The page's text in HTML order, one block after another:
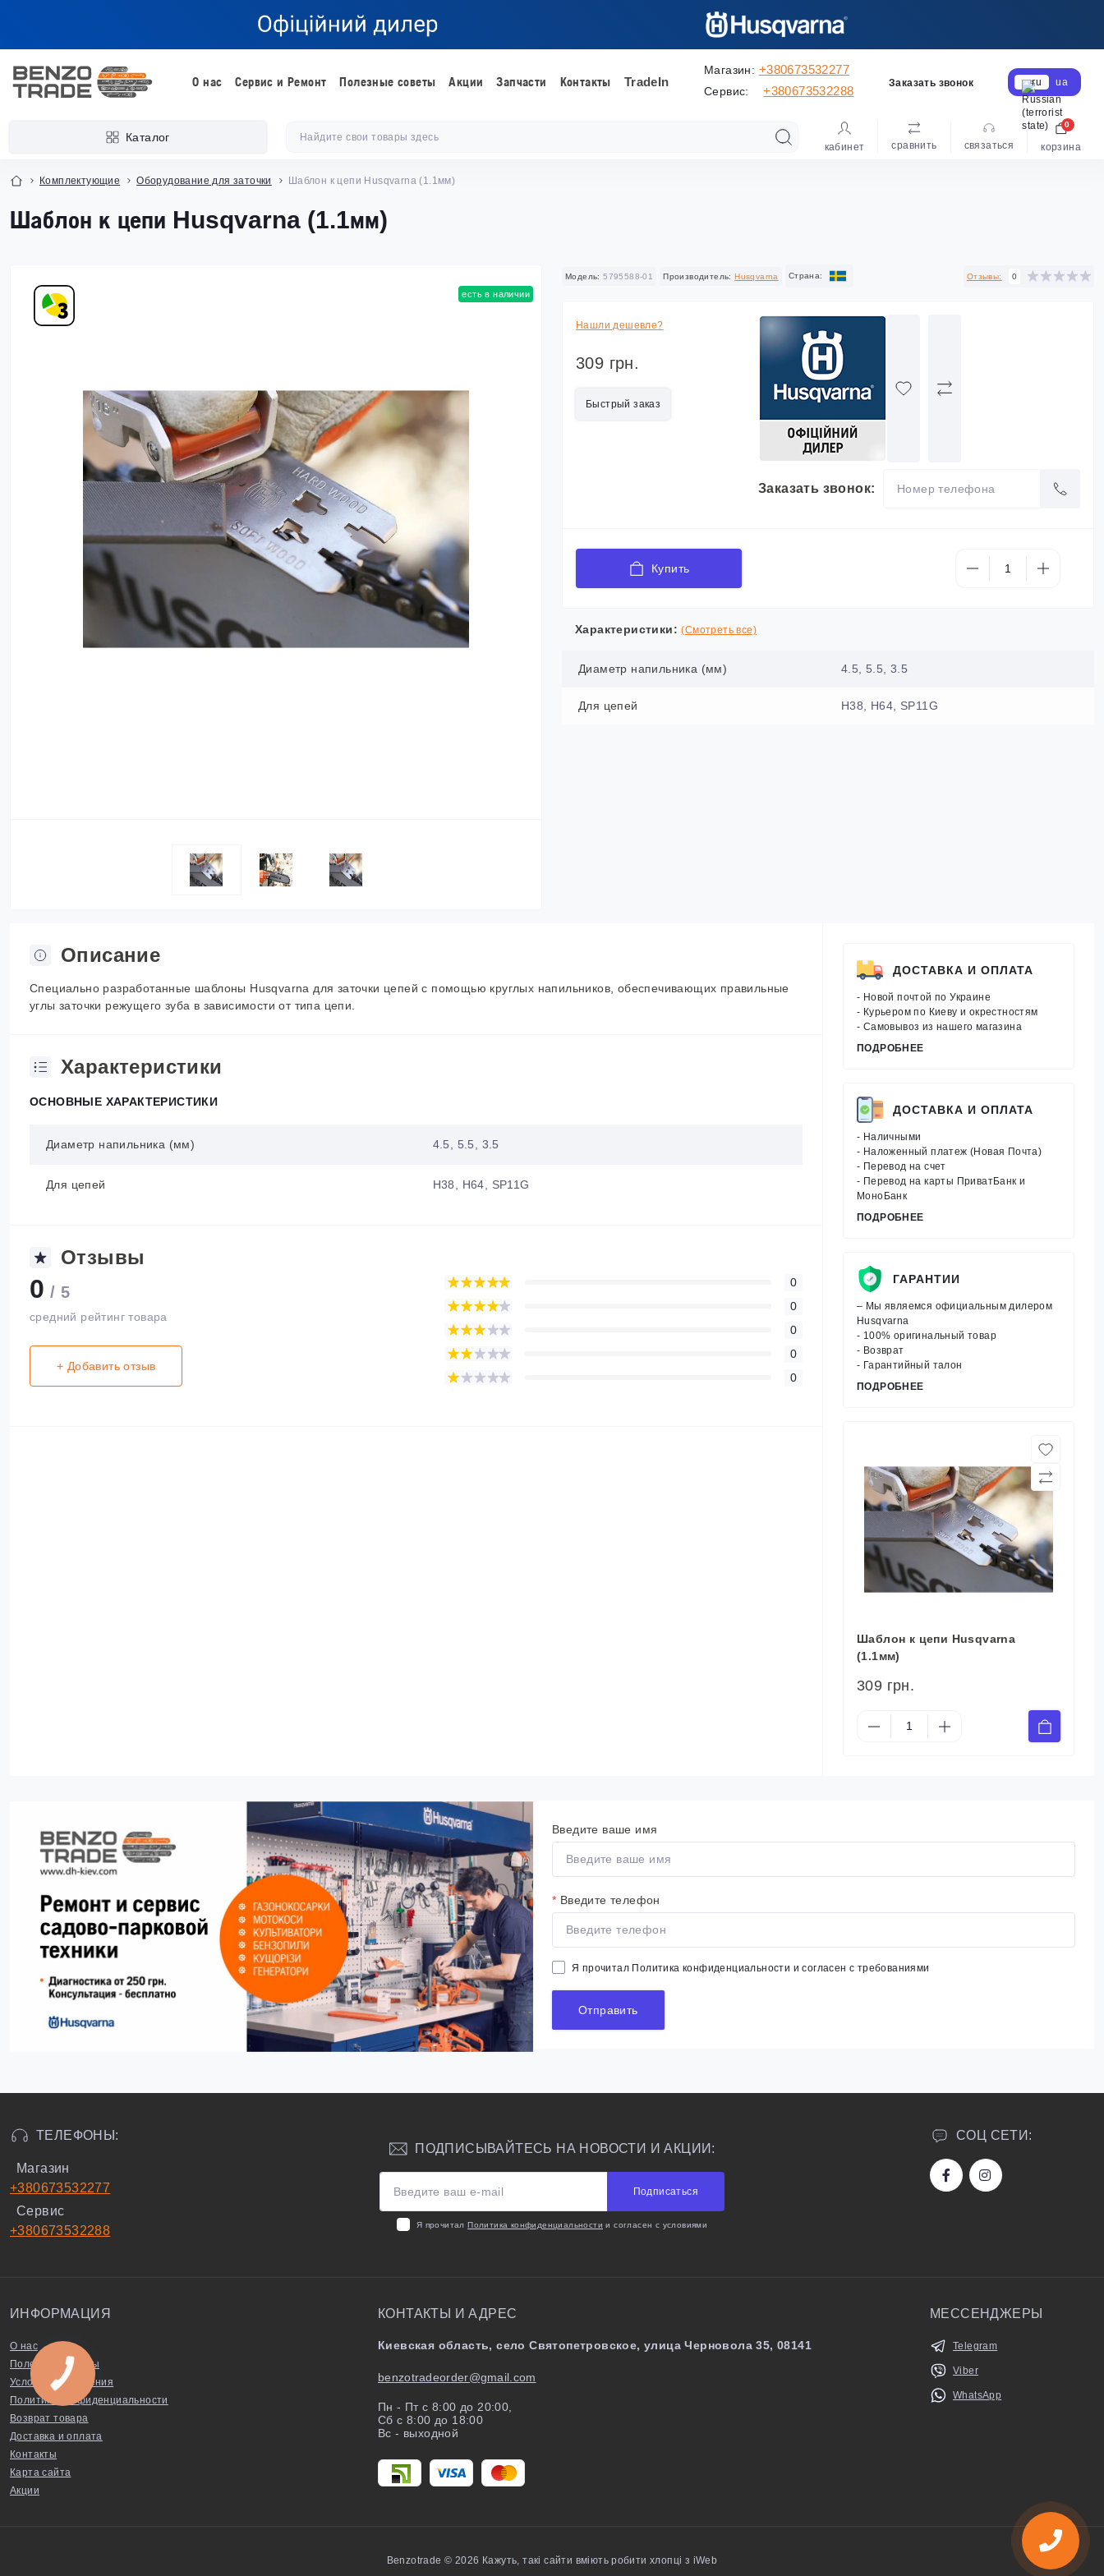
О нас Сервис и Ремонт Полезные советы Акции Запчасти Контакты TradeIn
Магазин: +380673532277
Сервис: +380673532288
Заказать звонок ru ua
Каталог
кабинет сравнить cвязаться корзина
0
Комплектующие Оборудование для заточки Шаблон к цепи Husqvarna (1.1мм)
Шаблон к цепи Husqvarna (1.1мм)
есть в наличии
Модель: 5795588-01 Производитель: Husqvarna Cтрана: Отзывы: 0
Нашли дешевле?
309 грн.
Быстрый заказ
Заказать звонок:
Купить
Характеристики: (Смотреть все)
Диаметр напильника (мм) 4.5, 5.5, 3.5
Для цепей H38, H64, SP11G
Описание
Специально разработанные шаблоны Husqvarna для заточки цепей с помощью круглых напильников, обеспечивающих правильные
углы заточки режущего зуба в зависимости от типа цепи.
Характеристики
ОСНОВНЫЕ ХАРАКТЕРИСТИКИ
Диаметр напильника (мм) 4.5, 5.5, 3.5
Для цепей H38, H64, SP11G
Отзывы
0 / 5
средний рейтинг товара
+ Добавить отзыв
0
0
0
0
0
ДОСТАВКА И ОПЛАТА
- Новой почтой по Украине
- Курьером по Киеву и окрестностям
- Самовывоз из нашего магазина
ПОДРОБНЕЕ
ДОСТАВКА И ОПЛАТА
- Наличными
- Наложенный платеж (Новая Почта)
- Перевод на счет
- Перевод на карты ПриватБанк и
МоноБанк
ПОДРОБНЕЕ
ГАРАНТИИ
– Мы являемся официальным дилером
Husqvarna
- 100% оригинальный товар
- Возврат
- Гарантийный талон
ПОДРОБНЕЕ
Шаблон к цепи Husqvarna
(1.1мм)
309 грн.
Введите ваше имя
* Введите телефон
Я прочитал Политика конфиденциальности и согласен с требованиями
Отправить
ТЕЛЕФОНЫ:
Магазин
+380673532277
Сервис
+380673532288
СОЦ СЕТИ:
ПОДПИСЫВАЙТЕСЬ НА НОВОСТИ И АКЦИИ:
Подписаться
Я прочиталПолитика конфиденциальности и согласен с условиями
ИНФОРМАЦИЯ
О нас
Полезные советы
Условия соглашения
Политика конфиденциальности
Возврат товара
Доставка и оплата
Контакты
Карта сайта
Акции
КОНТАКТЫ И АДРЕС
Киевская область, село Святопетровское, улица Черновола 35, 08141
benzotradeorder@gmail.com
Пн - Пт с 8:00 до 20:00,
Сб с 8:00 до 18:00
Вс - выходной
МЕССЕНДЖЕРЫ
Telegram
Viber
WhatsApp
Benzotrade © 2026 Кажуть, такі сайти вміють робити хлопці з iWeb